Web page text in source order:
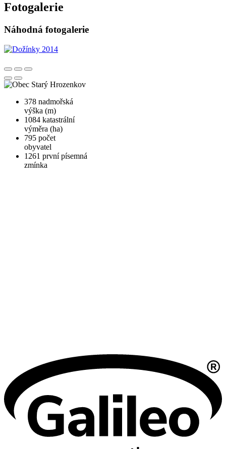
Fotogalerie
Náhodná fotogalerie
378 nadmořská
výška (m)
1084 katastrální
výměra (ha)
795 počet
obyvatel
1261 první písemná
zmínka